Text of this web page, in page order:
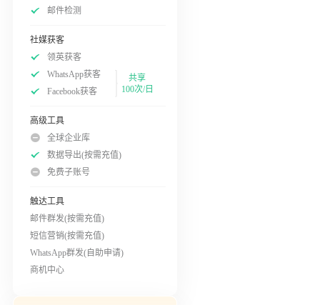
邮件检测
社媒获客
领英获客
WhatsApp获客
Facebook获客
共享
100次/日
高级工具
全球企业库
数据导出(按需充值)
免费子账号
触达工具
邮件群发(按需充值)
短信营销(按需充值)
WhatsApp群发(自助申请)
商机中心